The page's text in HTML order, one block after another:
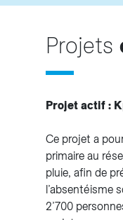
Projets
Projet actif :
Ce projet a
primaire au
pluie, afin de
l’absentéisme
2’700